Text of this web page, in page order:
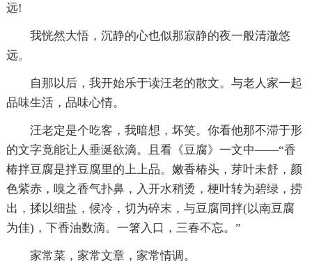
远!
我恍然大悟，沉静的心也似那寂静的夜一般清澈悠
远。
自那以后，我开始乐于读汪老的散文。与老人家一起
品味生活，品味心情。
汪老定是个吃客，我暗想，坏笑。你看他那不滞于形
的文字竟能让人垂涎欲滴。且看《豆腐》一文中——“香
椿拌豆腐是拌豆腐里的上上品。嫩香椿头，芽叶未舒，颜
色紫赤，嗅之香气扑鼻，入开水稍烫，梗叶转为碧绿，捞
出，揉以细盐，候冷，切为碎末，与豆腐同拌(以南豆腐
为佳)，下香油数滴。一箸入口，三春不忘。”
家常菜，家常文章，家常情调。